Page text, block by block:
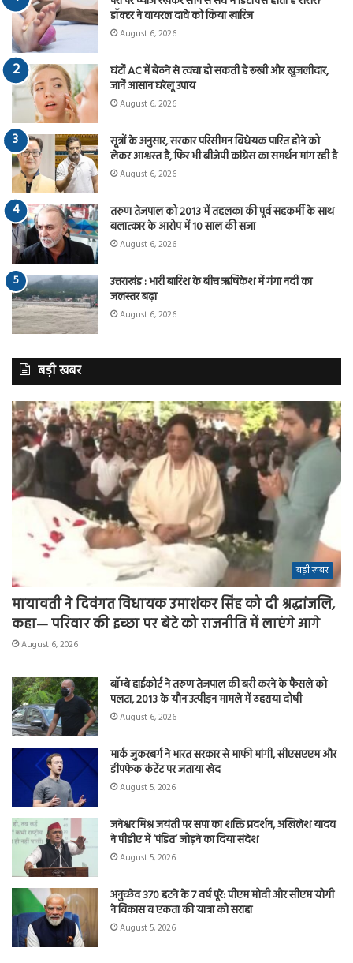
डॉक्टर ने वायरल दावे को किया खारिज
August 6, 2026
घंटों AC में बैठने से त्वचा हो सकती है रूखी और खुजलीदार,
जानें आसान घरेलू उपाय
August 6, 2026
सूत्रों के अनुसार, सरकार परिसीमन विधेयक पारित होने को
लेकर आश्वस्त है, फिर भी बीजेपी कांग्रेस का समर्थन मांग रही है
August 6, 2026
तरुण तेजपाल को 2013 में तहलका की पूर्व सहकर्मी के साथ
बलात्कार के आरोप में 10 साल की सजा
August 6, 2026
उत्तराखंड : भारी बारिश के बीच ऋषिकेश में गंगा नदी का
जलस्तर बढ़ा
August 6, 2026
बड़ी खबर
बड़ी खबर
मायावती ने दिवंगत विधायक उमाशंकर सिंह को दी श्रद्धांजलि,
कहा— परिवार की इच्छा पर बेटे को राजनीति में लाएंगे आगे
August 6, 2026
बॉम्बे हाईकोर्ट ने तरुण तेजपाल की बरी करने के फैसले को
पलटा, 2013 के यौन उत्पीड़न मामले में ठहराया दोषी
August 6, 2026
मार्क जुकरबर्ग ने भारत सरकार से माफी मांगी, सीएसएएम और
डीपफेक कंटेंट पर जताया खेद
August 5, 2026
जनेश्वर मिश्र जयंती पर सपा का शक्ति प्रदर्शन, अखिलेश यादव
ने पीडीए में ‘पंडित’ जोड़ने का दिया संदेश
August 5, 2026
अनुच्छेद 370 हटने के 7 वर्ष पूरे: पीएम मोदी और सीएम योगी
ने विकास व एकता की यात्रा को सराहा
August 5, 2026